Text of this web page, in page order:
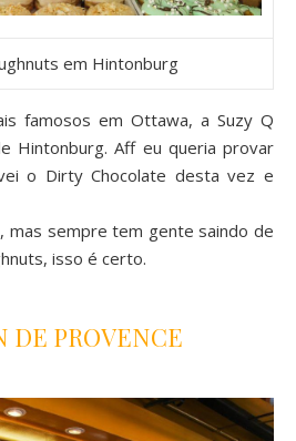
em Hintonburg
famosos em Ottawa, a Suzy Q
Hintonburg. Aff eu queria provar
o Dirty Chocolate desta vez e
mas sempre tem gente saindo de
isso é certo.
PROVENCE